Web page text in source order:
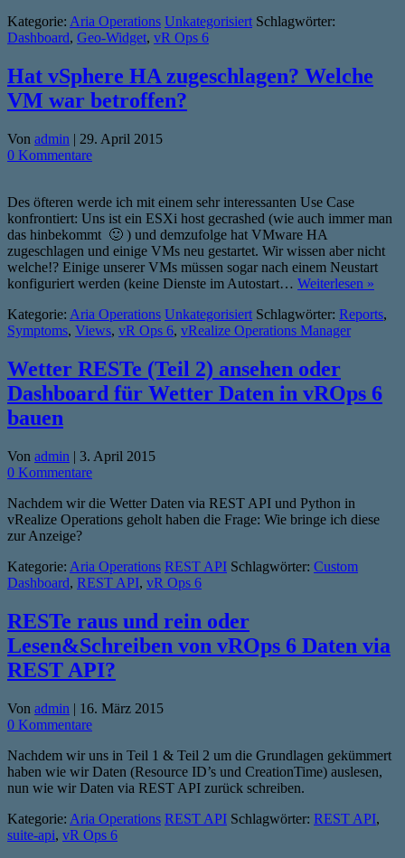
Kategorie: Aria Operations Unkategorisiert Schlagwörter:
Dashboard, Geo-Widget, vR Ops 6
Hat vSphere HA zugeschlagen? Welche
VM war betroffen?
Von admin | 29. April 2015
0 Kommentare
Des öfteren werde ich mit einem sehr interessanten Use Case
konfrontiert: Uns ist ein ESXi host gecrashed (wie auch immer man
das hinbekommt 🙂 ) und demzufolge hat VMware HA
zugeschlagen und einige VMs neu gestartet. Wir wissen aber nicht
welche!? Einige unserer VMs müssen sogar nach einem Neustart
konfiguriert werden (keine Dienste im Autostart… Weiterlesen »
Kategorie: Aria Operations Unkategorisiert Schlagwörter: Reports,
Symptoms, Views, vR Ops 6, vRealize Operations Manager
Wetter RESTe (Teil 2) ansehen oder
Dashboard für Wetter Daten in vROps 6
bauen
Von admin | 3. April 2015
0 Kommentare
Nachdem wir die Wetter Daten via REST API und Python in
vRealize Operations geholt haben die Frage: Wie bringe ich diese
zur Anzeige?
Kategorie: Aria Operations REST API Schlagwörter: Custom
Dashboard, REST API, vR Ops 6
RESTe raus und rein oder
Lesen&Schreiben von vROps 6 Daten via
REST API?
Von admin | 16. März 2015
0 Kommentare
Nachdem wir uns in Teil 1 & Teil 2 um die Grundlagen gekümmert
haben wie wir Daten (Resource ID’s und CreationTime) auslesen,
nun wie wir Daten via REST API zurück schreiben.
Kategorie: Aria Operations REST API Schlagwörter: REST API,
suite-api, vR Ops 6